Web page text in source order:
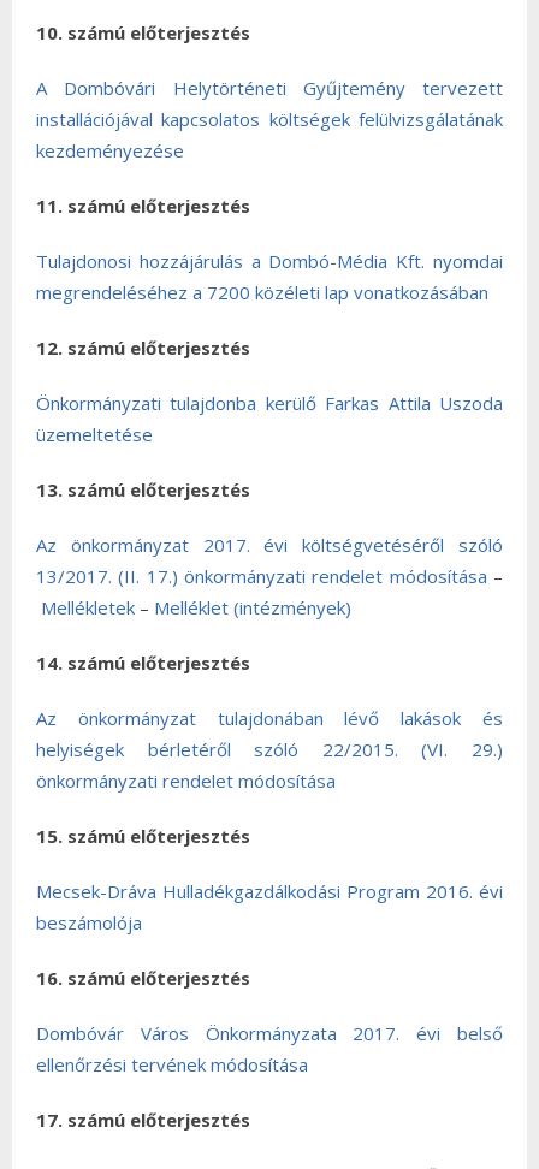
10. számú előterjesztés
A Dombóvári Helytörténeti Gyűjtemény tervezett
installációjával kapcsolatos költségek felülvizsgálatának
kezdeményezése
11. számú előterjesztés
Tulajdonosi hozzájárulás a Dombó-Média Kft. nyomdai
megrendeléséhez a 7200 közéleti lap vonatkozásában
12. számú előterjesztés
Önkormányzati tulajdonba kerülő Farkas Attila Uszoda
üzemeltetése
13. számú előterjesztés
Az önkormányzat 2017. évi költségvetéséről szóló
13/2017. (II. 17.) önkormányzati rendelet módosítása –
Mellékletek – Melléklet (intézmények)
14. számú előterjesztés
Az önkormányzat tulajdonában lévő lakások és
helyiségek bérletéről szóló 22/2015. (VI. 29.)
önkormányzati rendelet módosítása
15. számú előterjesztés
Mecsek-Dráva Hulladékgazdálkodási Program 2016. évi
beszámolója
16. számú előterjesztés
Dombóvár Város Önkormányzata 2017. évi belső
ellenőrzési tervének módosítása
17. számú előterjesztés